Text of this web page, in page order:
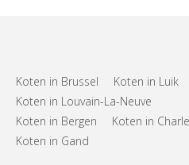
Koten in Brussel Koten in Luik
Koten in Louvain-La-Neuve
Koten in Bergen
Koten in
Koten in Gand